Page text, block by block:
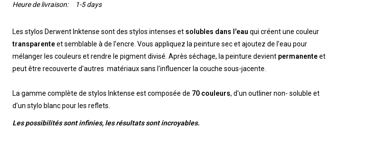
Heure de livraison:
1-5 days
Les stylos Derwent Inktense sont des stylos intenses et solubles dans l'eau qui créent une couleur
transparenteet semblable à de l'encre. Vous appliquez la peinture sec et ajoutez de l'eau pour
mélanger les couleurs et rendre le pigment divisé. Après séchage, la peinture devient permanenteet
peut être recouverte d'autres matériaux sans l'influencer la couche sous-jacente.
La gamme complète de stylos Inktense est composée de 70 couleurs, d'un outliner non- soluble et
d'un stylo blanc pour les reflets.
Les possibilités sont infinies, les résultats sont incroyables.